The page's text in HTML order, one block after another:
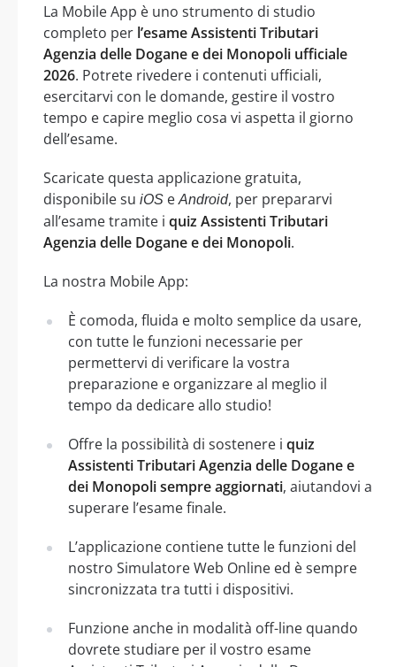
La Mobile App è uno strumento di studio
completo per l’esame Assistenti Tributari
Agenzia delle Dogane e dei Monopoli ufficiale
2026. Potrete rivedere i contenuti ufficiali,
esercitarvi con le domande, gestire il vostro
tempo e capire meglio cosa vi aspetta il giorno
dell’esame.
Scaricate questa applicazione gratuita,
disponibile su iOS eAndroid, per prepararvi
all’esame tramite i quiz Assistenti Tributari
Agenzia delle Dogane e dei Monopoli.
La nostra Mobile App:
È comoda, fluida e molto semplice da usare,
con tutte le funzioni necessarie per
permettervi di verificare la vostra
preparazione e organizzare al meglio il
tempo da dedicare allo studio!
Offre la possibilità di sostenere i quiz
Assistenti Tributari Agenzia delle Dogane e
dei Monopoli sempre aggiornati, aiutandovi a
superare l’esame finale.
L’applicazione contiene tutte le funzioni del
nostro Simulatore Web Online ed è sempre
sincronizzata tra tutti i dispositivi.
Funzione anche in modalità off-line quando
dovrete studiare per il vostro esame